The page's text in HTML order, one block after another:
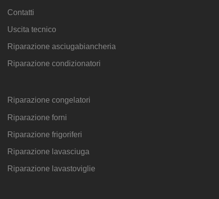
Contatti
Uscita tecnico
Riparazione asciugabiancheria
Riparazione condizionatori
Riparazione congelatori
Riparazione forni
Riparazione frigoriferi
Riparazione lavasciuga
Riparazione lavastoviglie